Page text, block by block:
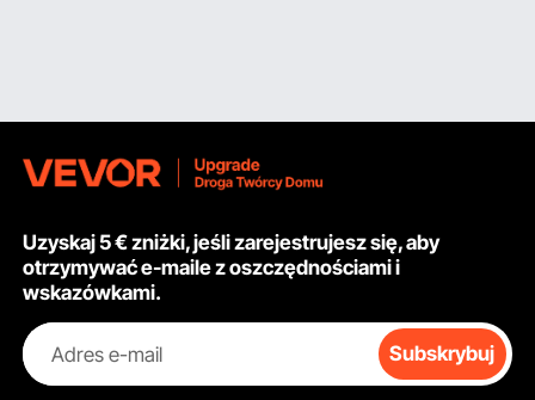
Uzyskaj 5 € zniżki, jeśli zarejestrujesz się, aby
otrzymywać e-maile z oszczędnościami i
wskazówkami.
Adres e-mail Subskrybuj